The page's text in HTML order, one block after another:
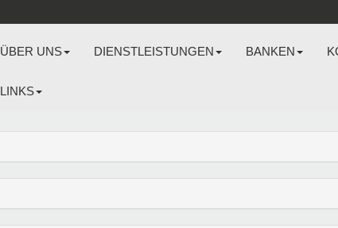
ÜBER UNS DIENSTLEISTUNGEN BANKEN
LINKS